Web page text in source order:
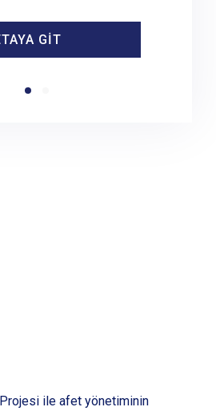
GİT
GİT
ile afet yönetiminin